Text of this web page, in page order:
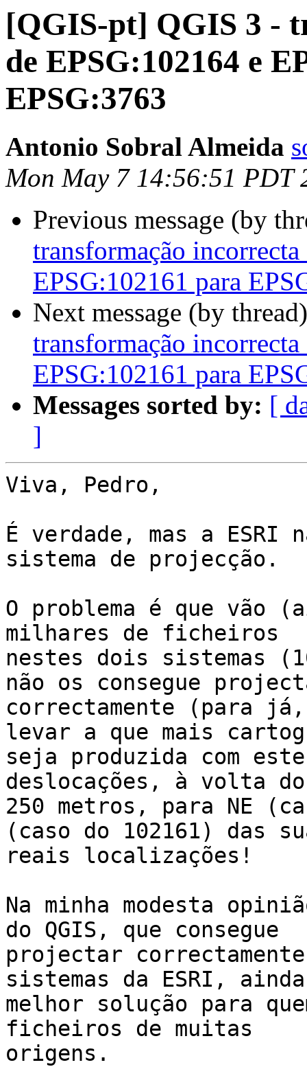
[QGIS-pt] QGIS 3 -
de EPSG:102164 e
EPSG:3763
Antonio Sobral Almeida
Mon May 7 14:56:51 PDT
Previous message (by
transformação
EPSG:102161 para
Next message (by
transformação
EPSG:102161 para
Messages sorted by: [
]
Viva, Pedro,
É verdade, mas a
sistema de projecção.
O problema é que vão
milhares de ficheiros
nestes dois sistemas
não os consegue
correctamente (para
levar a que mais
seja produzida com
deslocações, à volta
250 metros, para NE
(caso do 102161) das
reais localizações!
Na minha modesta
do QGIS, que consegue
projectar
sistemas da ESRI,
melhor solução para
ficheiros de muitas
origens.